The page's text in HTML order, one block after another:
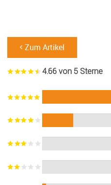
Zum Artikel
4.66 von 5 Sterne